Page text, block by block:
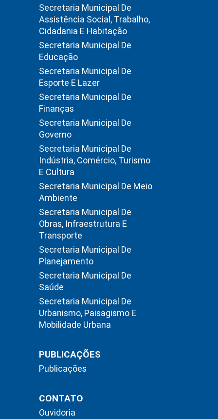
Secretaria Municipal De
Assistência Social, Trabalho,
Cidadania E Habitação
Secretaria Municipal De
Educação
Secretaria Municipal De
Esporte E Lazer
Secretaria Municipal De
Finanças
Secretaria Municipal De
Governo
Secretaria Municipal De
Indústria, Comércio, Turismo
E Cultura
Secretaria Municipal De Meio
Ambiente
Secretaria Municipal De
Obras, Infraestrutura E
Transporte
Secretaria Municipal De
Planejamento
Secretaria Municipal De
Saúde
Secretaria Municipal De
Urbanismo, Paisagismo E
Mobilidade Urbana
PUBLICAÇÕES
Publicações
CONTATO
Ouvidoria